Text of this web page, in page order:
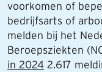
voorkomen of
bedrijfsarts of
melden bij het
Beroepsziekten
in 2024 2.617